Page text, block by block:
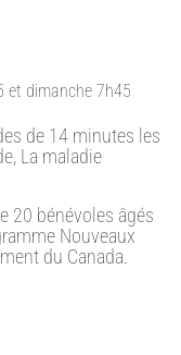
et dimanche 7h45
de 14 minutes les
La maladie
20 bénévoles âgés
Nouveaux
du Canada.